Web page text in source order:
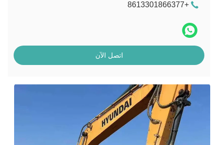
+8613301866377
اتصل الآن